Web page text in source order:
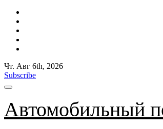
Чт. Авг 6th, 2026
Subscribe
Автомобильный